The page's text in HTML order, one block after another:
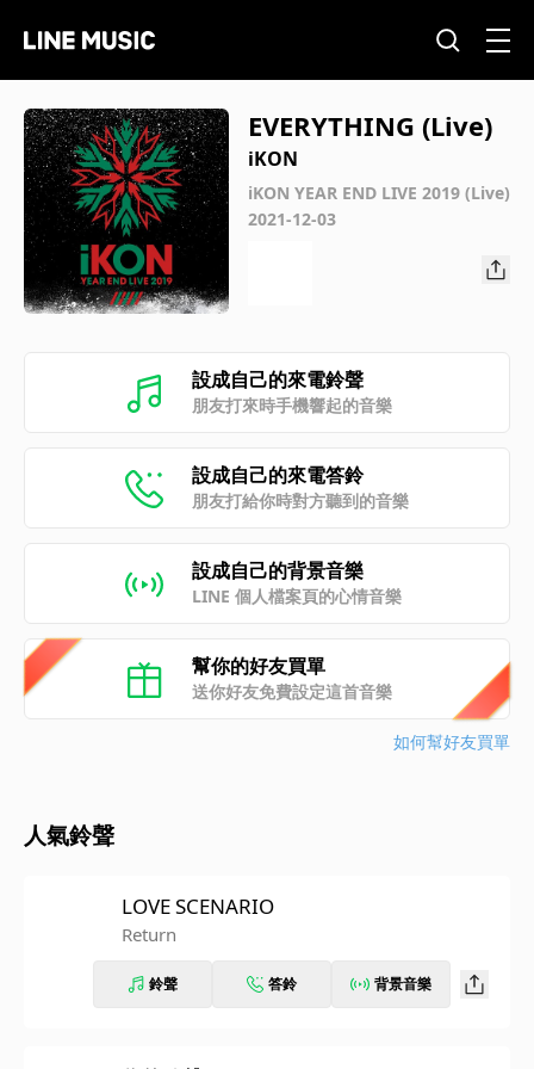
EVERYTHING (Live)
iKON
iKON YEAR END LIVE 2019 (Live)
2021-12-03
設成自己的來電鈴聲
朋友打來時手機響起的音樂
設成自己的來電答鈴
朋友打給你時對方聽到的音樂
設成自己的背景音樂
LINE 個人檔案頁的心情音樂
幫你的好友買單
送你好友免費設定這首音樂
如何幫好友買單
人氣鈴聲
LOVE SCENARIO
Return
鈴聲 答鈴 背景音樂